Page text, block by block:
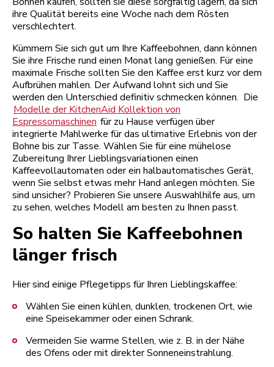
ihre Qualität bereits eine Woche nach dem Rösten
verschlechtert.
Kümmern Sie sich gut um Ihre Kaffeebohnen, dann können
Sie ihre Frische rund einen Monat lang genießen. Für eine
maximale Frische sollten Sie den Kaffee erst kurz vor dem
Aufbrühen mahlen. Der Aufwand lohnt sich und Sie
werden den Unterschied definitiv schmecken können. Die
Modelle der KitchenAid Kollektion von
Espressomaschinen für zu Hause verfügen über
integrierte Mahlwerke für das ultimative Erlebnis von der
Bohne bis zur Tasse. Wählen Sie für eine mühelose
Zubereitung Ihrer Lieblingsvariationen einen
Kaffeevollautomaten oder ein halbautomatisches Gerät,
wenn Sie selbst etwas mehr Hand anlegen möchten. Sie
sind unsicher? Probieren Sie unsere Auswahlhilfe aus, um
zu sehen, welches Modell am besten zu Ihnen passt.
So halten Sie Kaffeebohnen
länger frisch
Hier sind einige Pflegetipps für Ihren Lieblingskaffee:
Wählen Sie einen kühlen, dunklen, trockenen Ort, wie
eine Speisekammer oder einen Schrank.
Vermeiden Sie warme Stellen, wie z. B. in der Nähe
des Ofens oder mit direkter Sonneneinstrahlung.